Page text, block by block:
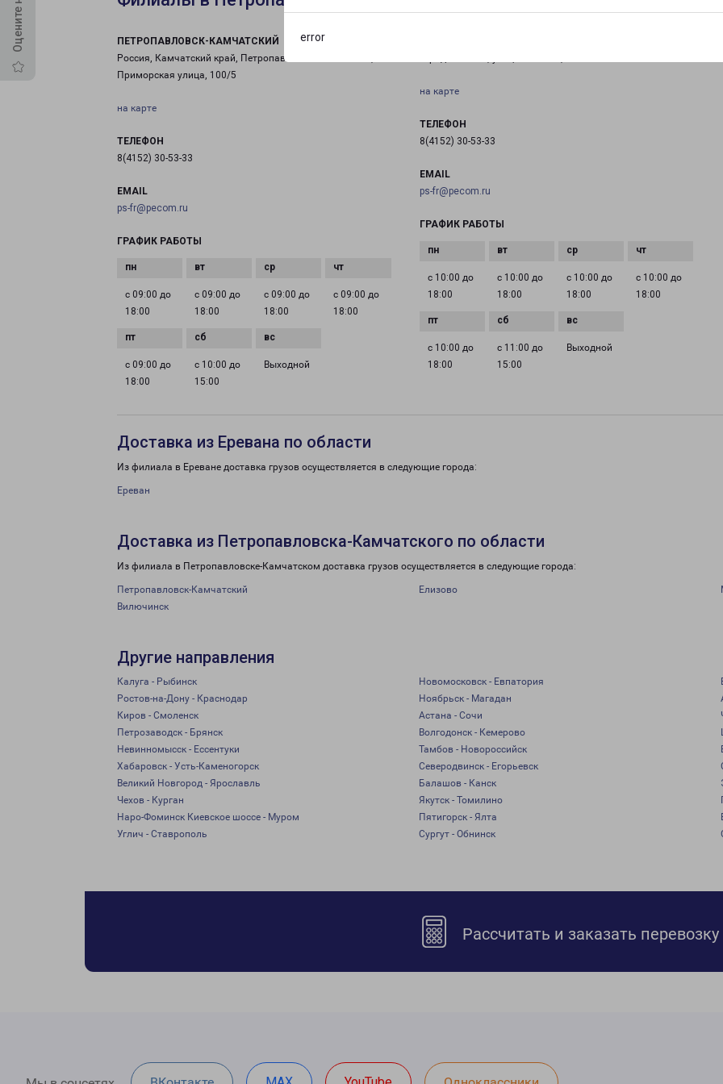
error
ПЕТРОПАВЛОВСК-КАМЧАТСКИЙ
Россия, Камчатский край, Петропавловск-Камчатский,
Приморская улица, 100/5
на карте
ТЕЛЕФОН
8(4152) 30-53-33
EMAIL
ps-fr@pecom.ru
ГРАФИК РАБОТЫ
с 09:00 до
18:00
с 09:00 до
18:00
с 09:00 до
18:00
с 09:00 до
18:00
с 09:00 до
18:00
с 10:00 до
15:00
Выходной
на карте
ТЕЛЕФОН
8(4152) 30-53-33
EMAIL
ps-fr@pecom.ru
ГРАФИК РАБОТЫ
с 10:00 до
18:00
с 10:00 до
18:00
с 10:00 до
18:00
с 10:00 до
18:00
с 10:00 до
18:00
с 11:00 до
15:00
Выходной
Доставка из Еревана по области
Из филиала в Ереване доставка грузов осуществляется в следующие города:
Ереван
Доставка из Петропавловска-Камчатского по области
Из филиала в Петропавловске-Камчатском доставка грузов осуществляется в следующие города:
Петропавловск-Камчатский Елизово
Вилючинск
Другие направления
Калуга - Рыбинск Новомосковск - Евпатория
Ростов-на-Дону - Краснодар
Ноябрьск - Магадан
Киров - Смоленск
Астана - Сочи
Петрозаводск - Брянск
Волгодонск - Кемерово
Невинномысск - Ессентуки
Тамбов - Новороссийск
Хабаровск - Усть-Каменогорск
Северодвинск - Егорьевск
Великий Новгород - Ярославль
Балашов - Канск
Чехов - Курган
Якутск - Томилино
Наро-Фоминск Киевское шоссе - Муром
Пятигорск - Ялта
Углич - Ставрополь
Сургут - Обнинск
Рассчитать и заказать перевозку